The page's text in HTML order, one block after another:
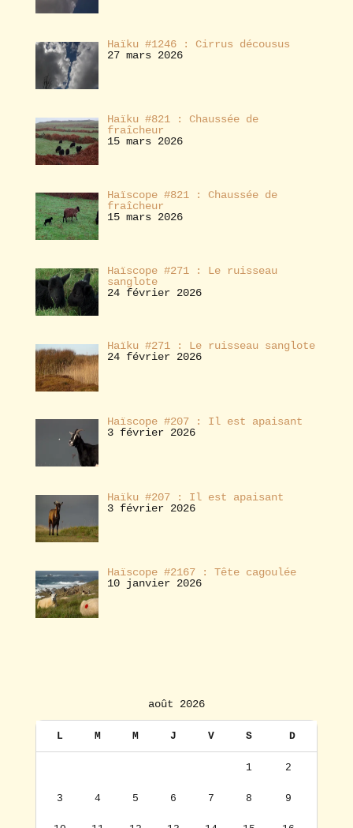
Haïku #1246 : Cirrus décousus
27 mars 2026
Haïku #821 : Chaussée de
fraîcheur
15 mars 2026
Haïscope #821 : Chaussée de
fraîcheur
15 mars 2026
Haïscope #271 : Le ruisseau
sanglote
24 février 2026
Haïku #271 : Le ruisseau sanglote
24 février 2026
Haïscope #207 : Il est apaisant
3 février 2026
Haïku #207 : Il est apaisant
3 février 2026
Haïscope #2167 : Tête cagoulée
10 janvier 2026
août 2026
L M M J V S D
1 2
3 4 5 6 7 8 9